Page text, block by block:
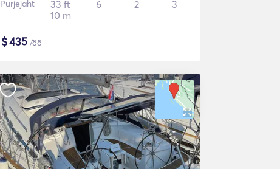
Purjejaht
33 ft
10 m
6 2 3
$435 /öö